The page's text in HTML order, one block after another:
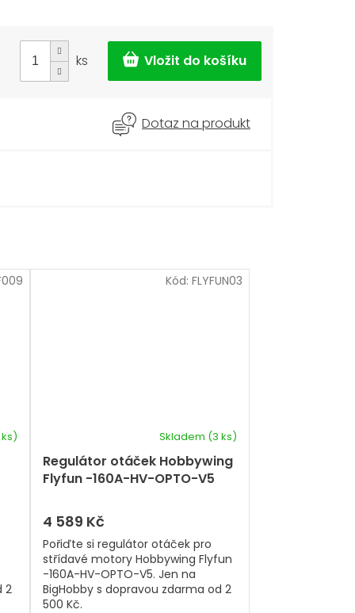
ks
Dotaz na produkt
ks)
2
Regulátor otáček Hobbywing
Flyfun -160A-HV-OPTO-V5
Skladem (3 ks)
4 589 Kč
Pořiďte si regulátor otáček pro
střídavé motory Hobbywing Flyfun
-160A-HV-OPTO-V5. Jen na
BigHobby s dopravou zdarma od 2
500 Kč.
Kód: FLYFUN03